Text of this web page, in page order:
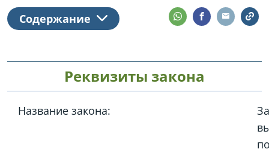
Содержание
Реквизиты закона
Название закона: